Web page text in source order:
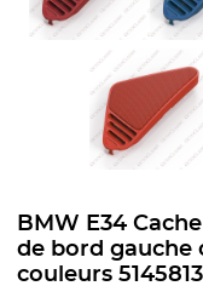
BMW E34
de bord gauche
couleurs